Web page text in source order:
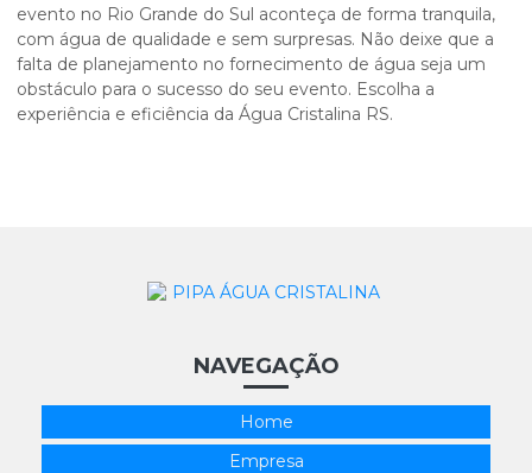
evento no Rio Grande do Sul aconteça de forma tranquila,
com água de qualidade e sem surpresas. Não deixe que a
falta de planejamento no fornecimento de água seja um
obstáculo para o sucesso do seu evento. Escolha a
experiência e eficiência da Água Cristalina RS.
NAVEGAÇÃO
Home
Empresa